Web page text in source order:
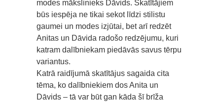
modes mākslinieks Dāvids. Skatītājiem
būs iespēja ne tikai sekot līdzi stilistu
gaumei un modes izjūtai, bet arī redzēt
Anitas un Dāvida radošo redzējumu, kuri
katram dalībniekam piedāvās savus tērpu
variantus.
Katrā raidījumā skatītājus sagaida cita
tēma, ko dalībniekiem dos Anita un
Dāvids – tā var būt gan kāda šī brīža